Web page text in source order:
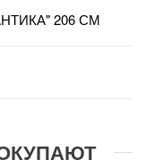
206 СМ